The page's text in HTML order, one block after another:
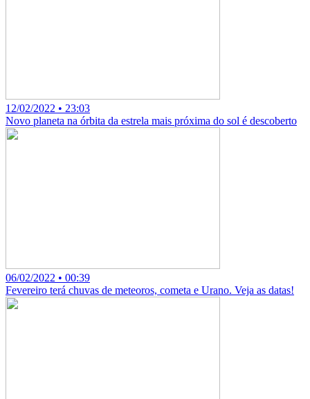
12/02/2022 • 23:03
Novo planeta na órbita da estrela mais próxima do sol é descoberto
06/02/2022 • 00:39
Fevereiro terá chuvas de meteoros, cometa e Urano. Veja as datas!